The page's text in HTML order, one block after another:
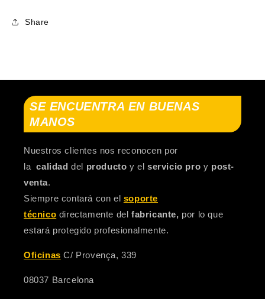
Share
SE ENCUENTRA EN BUENAS
MANOS
Nuestros clientes nos reconocen por
lacalidad del producto y elservicio pro y post-
venta.
Siempre contará con el soporte
técnico directamente delfabricante, por lo que
estará protegido profesionalmente.
Oficinas C/ Provença, 339
08037 Barcelona